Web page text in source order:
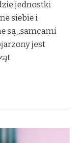
jednostki
siebie i
są „samcami
jest